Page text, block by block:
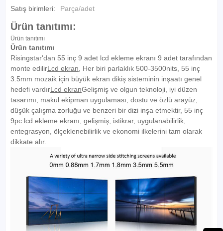
Satış birimleri: Parça/adet
Ürün tanıtımı:
Ürün tanıtımı
Ürün tanıtımı
Risingstar'dan 55 inç 9 adet lcd ekleme ekranı 9 adet tarafından
monte edilirLcd ekran , Her biri parlaklık 500-3500nits, 55 inç
3.5mm mozaik için büyük ekran dikiş sisteminin inşaatı genel
hedefi vardırLcd ekranGelişmiş ve olgun teknoloji, iyi düzen
tasarımı, makul ekipman uygulaması, dostu ve özlü arayüz,
düşük çalışma zorluğu ve benzeri bir dizi inşa etmektir, 55 inç
9pc lcd ekleme ekranı, gelişmiş, istikrar, uygulanabilirlik,
entegrasyon, ölçeklenebilirlik ve ekonomi ilkelerini tam olarak
dikkate alır.